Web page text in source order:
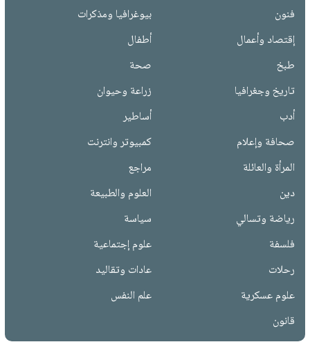
فنون
بيوغرافيا ومذكرات
إقتصاد وأعمال
أطفال
طبخ
صحة
تاريخ وجغرافيا
زراعة وحيوان
أدب
أساطير
صحافة وإعلام
كمبيوتر وانترنت
المرأة والعائلة
مراجع
دين
العلوم والطبيعة
رياضة وتسالي
سياسة
فلسفة
علوم إجتماعية
رحلات
عادات وتقاليد
علوم عسكرية
علم النفس
قانون